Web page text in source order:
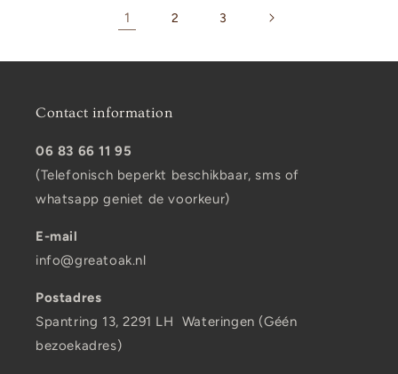
1 2 3
Contact information
06 83 66 11 95
(Telefonisch beperkt beschikbaar, sms of
whatsapp geniet de voorkeur)
E-mail
info@greatoak.nl
Postadres
Spantring 13, 2291 LH Wateringen (Géén
bezoekadres)